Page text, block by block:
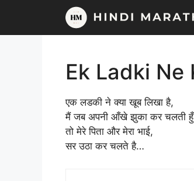
content
Ek Ladki Ne
एक लडकी ने क्या खूब लिखा है,
मैं जब अपनी आँखे झुका कर चलती
तो मेरे पिता और मेरा भाई,
सर उठा कर चलते है…